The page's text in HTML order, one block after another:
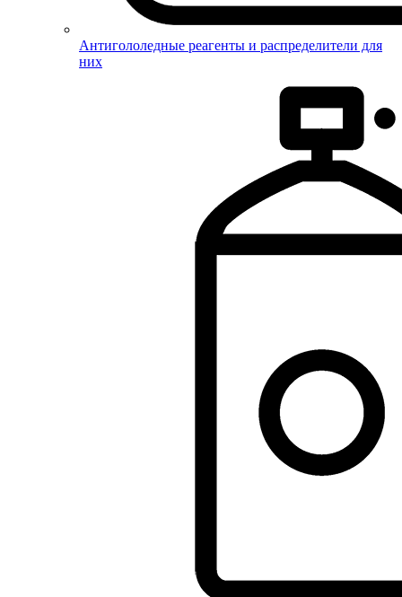
Антигололедные реагенты и распределители для
них